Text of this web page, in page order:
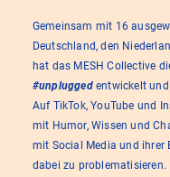
Gemeinsam mit 16
Deutschland, den
hat das MESH Collective
#unpluggedentwickelt und
Auf TikTok, YouTube und
mit Humor, Wissen und
mit Social Media und ihrer
dabei zu problematisieren.